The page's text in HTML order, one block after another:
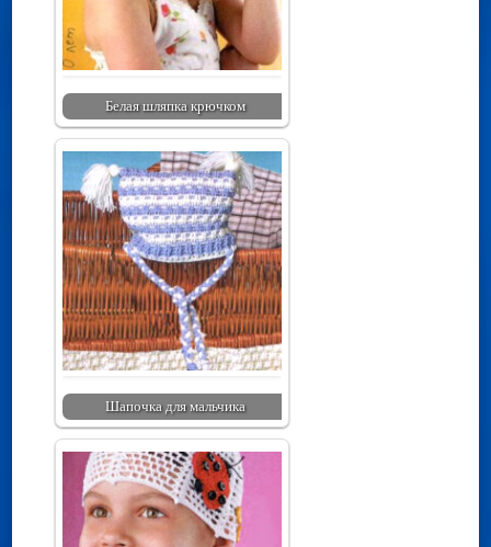
Белая шляпка крючком
Шапочка для мальчика